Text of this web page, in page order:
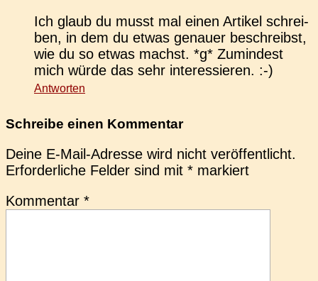
Ich glaub du musst mal einen Arti­kel schrei­
ben, in dem du etwas genau­er beschreibst,
wie du so etwas machst. *g* Zumin­dest
mich würde das sehr interessieren. :-)
Antworten
Schreibe einen Kommentar
Deine E-Mail-Adresse wird nicht veröffentlicht.
Erforderliche Felder sind mit * markiert
Kommentar *